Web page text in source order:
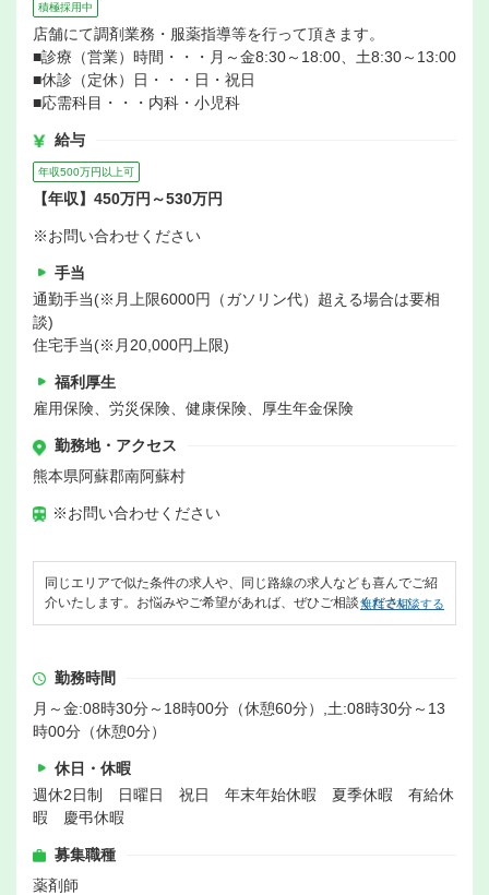
積極採用中
店舗にて調剤業務・服薬指導等を行って頂きます。
■診療（営業）時間・・・月～金8:30～18:00、土8:30～13:00
■休診（定休）日・・・日・祝日
■応需科目・・・内科・小児科
給与
年収500万円以上可
【年収】450万円～530万円
※お問い合わせください
手当
通勤手当(※月上限6000円（ガソリン代）超える場合は要相
談)
住宅手当(※月20,000円上限)
福利厚生
雇用保険、労災保険、健康保険、厚生年金保険
勤務地・アクセス
熊本県阿蘇郡南阿蘇村
※お問い合わせください
同じエリアで似た条件の求人や、同じ路線の求人なども喜んでご紹
介いたします。お悩みやご希望があれば、ぜひご相談ください。
無料で相談する
勤務時間
月～金:08時30分～18時00分（休憩60分）,土:08時30分～13
時00分（休憩0分）
休日・休暇
週休2日制 日曜日 祝日 年末年始休暇 夏季休暇 有給休
暇 慶弔休暇
募集職種
薬剤師